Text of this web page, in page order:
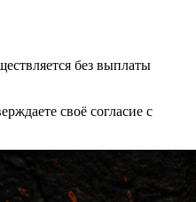
без выплаты
своё согласие с